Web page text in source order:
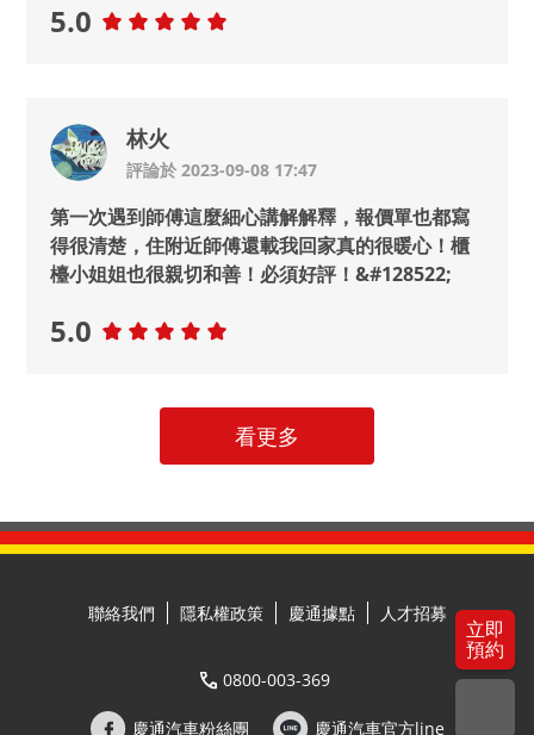
5.0
林火
評論於 2023-09-08 17:47
第一次遇到師傅這麼細心講解解釋，報價單也都寫
得很清楚，住附近師傅還載我回家真的很暖心！櫃
檯小姐姐也很親切和善！必須好評！&#128522;
5.0
看更多
聯絡我們 隱私權政策 慶通據點 人才招募
0800-003-369
慶通汽車粉絲團 慶通汽車官方line
立即
預約